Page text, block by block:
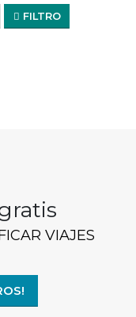
FILTRO
VIAJES